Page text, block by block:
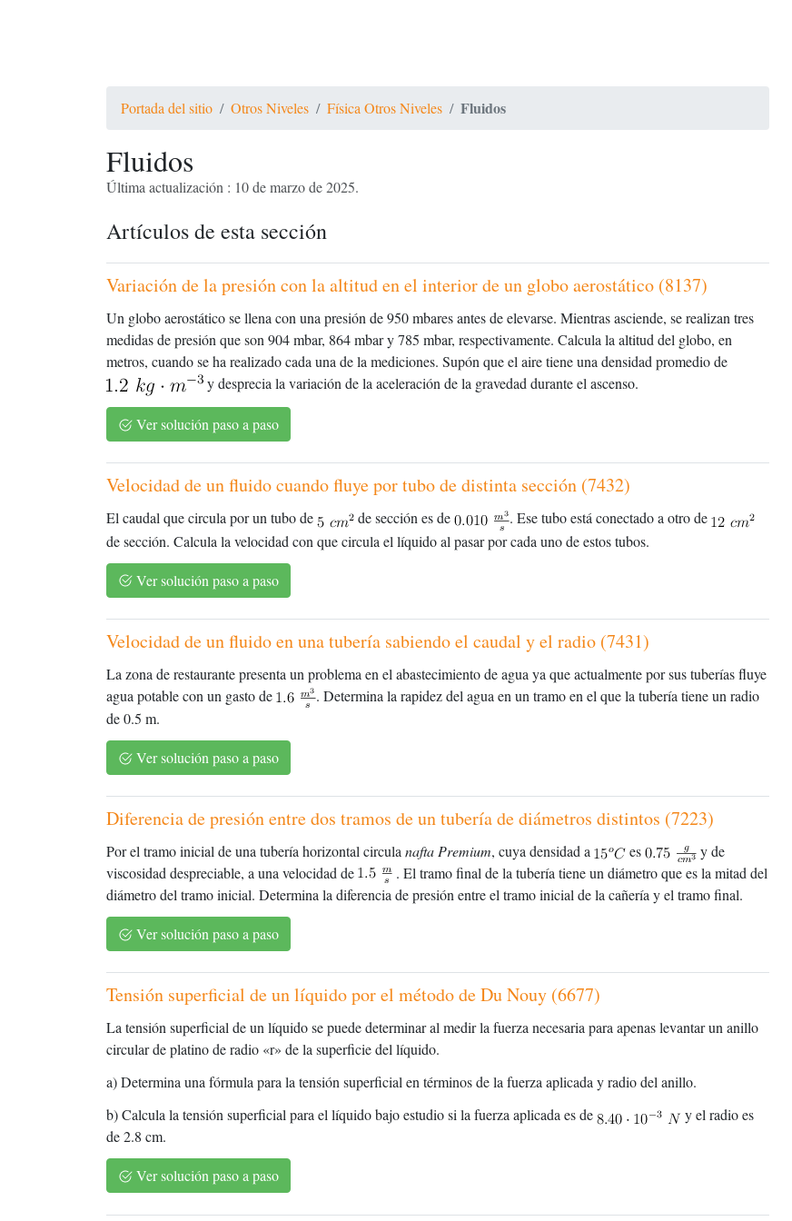
Portada del sitio Otros Niveles Física Otros Niveles Fluidos
Fluidos
Última actualización : 10 de marzo de 2025.
Artículos de esta sección
Variación de la presión con la altitud en el interior de un globo aerostático (8137)
Un globo aerostático se llena con una presión de 950 mbares antes de elevarse. Mientras asciende, se realizan tres
medidas de presión que son 904 mbar, 864 mbar y 785 mbar, respectivamente. Calcula la altitud del globo, en
metros, cuando se ha realizado cada una de la mediciones. Supón que el aire tiene una densidad promedio de
y desprecia la variación de la aceleración de la gravedad durante el ascenso.
Ver solución paso a paso
Velocidad de un fluido cuando fluye por tubo de distinta sección (7432)
El caudal que circula por un tubo de de sección es de
. Ese tubo está conectado a otro de
de sección. Calcula la velocidad con que circula el líquido al pasar por cada uno de estos tubos.
Ver solución paso a paso
Velocidad de un fluido en una tubería sabiendo el caudal y el radio (7431)
La zona de restaurante presenta un problema en el abastecimiento de agua ya que actualmente por sus tuberías fluye
agua potable con un gasto de
. Determina la rapidez del agua en un tramo en el que la tubería tiene un radio
de 0.5 m.
Ver solución paso a paso
Diferencia de presión entre dos tramos de un tubería de diámetros distintos (7223)
Por el tramo inicial de una tubería horizontal circulanafta Premium, cuya densidad a es
y de
viscosidad despreciable, a una velocidad de
. El tramo final de la tubería tiene un diámetro que es la mitad del
diámetro del tramo inicial. Determina la diferencia de presión entre el tramo inicial de la cañería y el tramo final.
Ver solución paso a paso
Tensión superficial de un líquido por el método de Du Nouy (6677)
La tensión superficial de un líquido se puede determinar al medir la fuerza necesaria para apenas levantar un anillo
circular de platino de radio «r» de la superficie del líquido.
a) Determina una fórmula para la tensión superficial en términos de la fuerza aplicada y radio del anillo.
b) Calcula la tensión superficial para el líquido bajo estudio si la fuerza aplicada es de
y el radio es
de 2.8 cm.
Ver solución paso a paso